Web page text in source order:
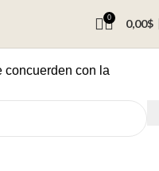
0 0,00$
concuerden con la